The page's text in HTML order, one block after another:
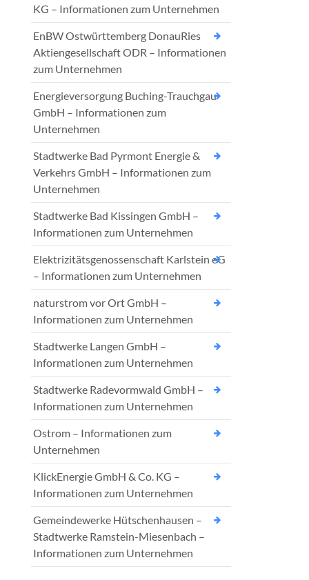
KG – Informationen zum Unternehmen
EnBW Ostwürttemberg DonauRies
Aktiengesellschaft ODR – Informationen
zum Unternehmen
Energieversorgung Buching-Trauchgau
GmbH – Informationen zum
Unternehmen
Stadtwerke Bad Pyrmont Energie &
Verkehrs GmbH – Informationen zum
Unternehmen
Stadtwerke Bad Kissingen GmbH –
Informationen zum Unternehmen
Elektrizitätsgenossenschaft Karlstein eG
– Informationen zum Unternehmen
naturstrom vor Ort GmbH –
Informationen zum Unternehmen
Stadtwerke Langen GmbH –
Informationen zum Unternehmen
Stadtwerke Radevormwald GmbH –
Informationen zum Unternehmen
Ostrom – Informationen zum
Unternehmen
KlickEnergie GmbH & Co. KG –
Informationen zum Unternehmen
Gemeindewerke Hütschenhausen –
Stadtwerke Ramstein-Miesenbach –
Informationen zum Unternehmen